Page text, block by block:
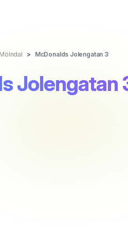
Mölndal McDonalds Jolengatan 3
Jolengatan